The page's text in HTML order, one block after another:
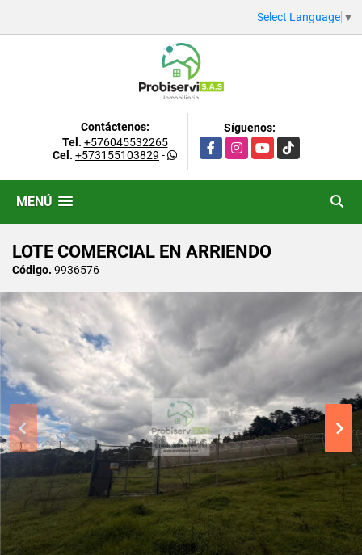
Select Language ▼
Contáctenos:
Tel. +576045532265
Cel. +573155103829 -
Síguenos:
FacebookInstagramYouTubeTikTok
MENÚ
LOTE COMERCIAL EN ARRIENDO
Código. 9936576